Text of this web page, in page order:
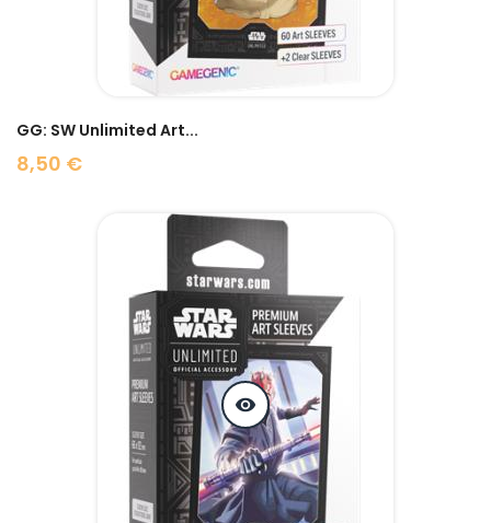
GG: SW Unlimited Art...
8,50 €
Prix
visibility